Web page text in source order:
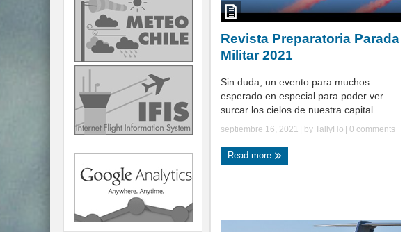
Revista Preparatoria Parada
Militar 2021
Sin duda, un evento para muchos
esperado en especial para poder ver
surcar los cielos de nuestra capital ...
septiembre 16, 2021 | by TallyHo | 0 comments
Read more